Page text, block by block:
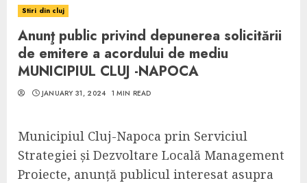
Stiri din cluj
Anunţ public privind depunerea solicitării
de emitere a acordului de mediu
MUNICIPIUL CLUJ -NAPOCA
JANUARY 31, 2024 1 MIN READ
Municipiul Cluj-Napoca prin Serviciul
Strategiei și Dezvoltare Locală Management
Proiecte, anunță publicul interesat asupra